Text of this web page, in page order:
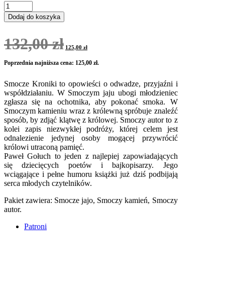
ilość
Pakiet:
Smocze
Dodaj do koszyka
132,00zł wynosiła:
125,00 złwynosi:
Poprzednia najniższa cena: 125,00 zł.
Smocze Kroniki to opowieści o odwadze, przyjaźni i
współdziałaniu. W Smoczym jaju ubogi młodzieniec
zgłasza się na ochotnika, aby pokonać smoka. W
Smoczym kamieniu wraz z królewną spróbuje znaleźć
sposób, by zdjąć klątwę z królowej. Smoczy autor to z
kolei zapis niezwykłej podróży, której celem jest
odnalezienie jedynej osoby mogącej przywrócić
królowi utraconą pamięć.
Paweł Gołuch to jeden z najlepiej zapowiadających
się dziecięcych poetów i bajkopisarzy. Jego
wciągające i pełne humoru książki już dziś podbijają
serca młodych czytelników.
Pakiet zawiera: Smocze jajo, Smoczy kamień, Smoczy
autor.
Patroni